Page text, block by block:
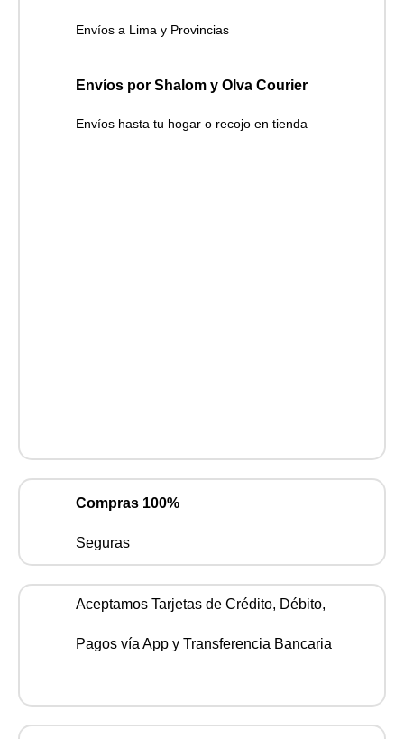
Envíos a Lima y Provincias
Envíos por Shalom y Olva Courier
Envíos hasta tu hogar o recojo en tienda
Compras 100%
Seguras
Aceptamos Tarjetas de Crédito, Débito,
Pagos vía App y Transferencia Bancaria